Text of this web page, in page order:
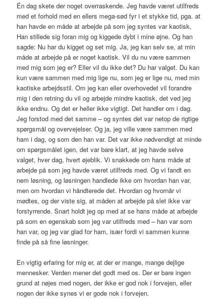
Én dag skete der noget overraskende. Jeg havde været utilfreds
med et forhold med en ellers mega-sød fyr i et stykke tid, pga. at
han havde en måde at arbejde på som jeg syntes var kaotisk,
Han stillede sig foran mig og kiggede dybt i mine øjne. Og han
sagde: Nu har du kigget og set mig. Ja, jeg kan selv se, at min
måde at arbejde på er noget kaotisk. Vil du nu være sammen
med mig som jeg er? Eller vil du ikke det? Du har valget. Du kan
kun være sammen med mig lige nu, som jeg er lige nu, med min
kaotiske arbejdsstil. Om jeg kan eller overhovedet vil forandre
mig i den retning du vil og arbejde mindre kaotisk, det ved jeg
ikke endnu. Og det er heller ikke vigtigt. Det handler om i dag.
Jeg forstod med det samme – og syntes det var netop de rigtige
spørgsmål og overvejelser. Og ja, jeg ville være sammen med
ham i dag, og som den han var. Det var ikke nødvendigt at minde
om spørgsmålet igen, det var bare klart, at jeg havde selve
valget, hver dag, hvert øjeblik. Vi snakkede om hans måde at
arbejde på som jeg havde været utilfreds med. Og vi fandt en
nem løsning, og løsningen handlede ikke om hvordan han var,
men om hvordan vi håndterede det. Hvordan og hvornår vi
mødtes, og der viste sig, at måden at arbejde på slet ikke var
forstyrrende. Snart holdt jeg op med at se hans måde at arbejde
på som en egenskab som jeg var utilfreds med – han var som
han var, og jeg var glad for ham, især fordi vi sammen kunne
finde på så fine løsninger.
En vigtig erfaring for mig er, at der er mange, mange dejlige
mennesker. Verden mener det godt med os. Der er bare ingen
grund at nøjes med nogen, der ikke er god nok i forvejen, eller
nogen der ikke synes vi er gode nok i forvejen.